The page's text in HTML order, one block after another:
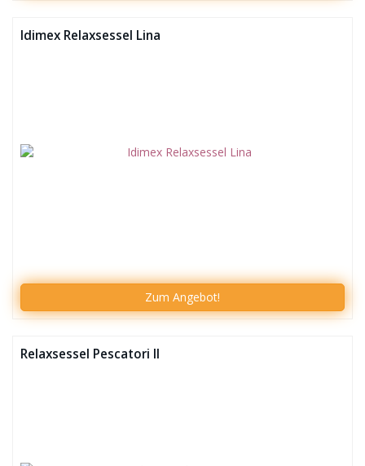
Idimex Relaxsessel Lina
Zum Angebot!
Relaxsessel Pescatori II